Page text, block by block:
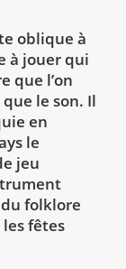
oblique à
à jouer qui
que l’on
le son. Il
en
le
jeu
folklore
fêtes